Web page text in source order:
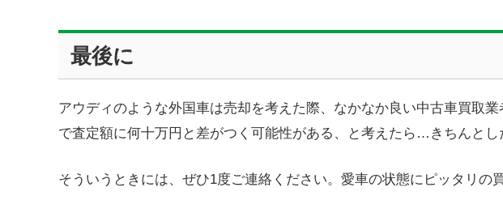
最後に
アウディのような外国車は売却を考えた際、なかなか良い中古車買取
で査定額に何十万円と差がつく可能性がある、と考えたら…きちんとし
そういうときには、ぜひ1度ご連絡ください。愛車の状態にピッタリの